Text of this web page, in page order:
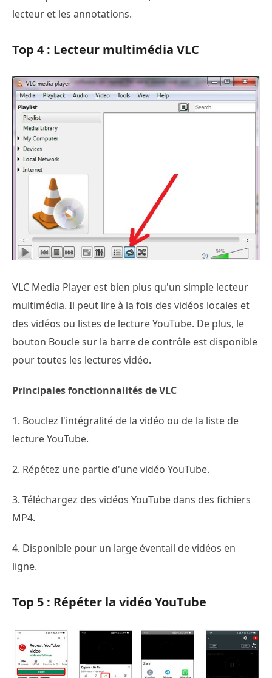
lecteur et les annotations.
Top 4 : Lecteur multimédia VLC
VLC Media Player est bien plus qu'un simple lecteur
multimédia. Il peut lire à la fois des vidéos locales et
des vidéos ou listes de lecture YouTube. De plus, le
bouton Boucle sur la barre de contrôle est disponible
pour toutes les lectures vidéo.
Principales fonctionnalités de VLC
1. Bouclez l'intégralité de la vidéo ou de la liste de
lecture YouTube.
2. Répétez une partie d'une vidéo YouTube.
3. Téléchargez des vidéos YouTube dans des fichiers
MP4.
4. Disponible pour un large éventail de vidéos en
ligne.
Top 5 : Répéter la vidéo YouTube